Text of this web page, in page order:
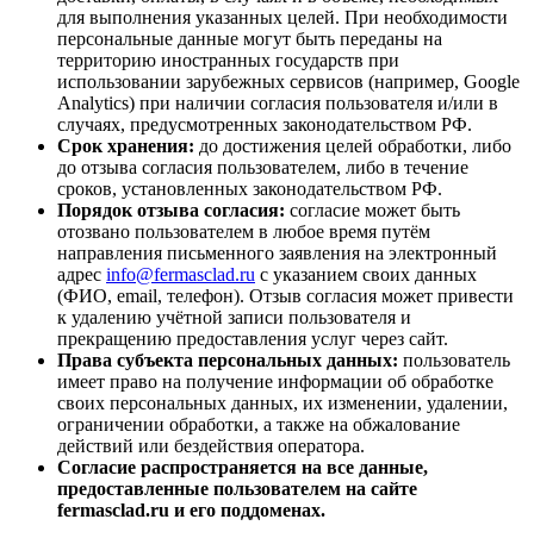
для выполнения указанных целей. При необходимости
персональные данные могут быть переданы на
территорию иностранных государств при
использовании зарубежных сервисов (например, Google
Analytics) при наличии согласия пользователя и/или в
случаях, предусмотренных законодательством РФ.
Срок хранения: до достижения целей обработки, либо
до отзыва согласия пользователем, либо в течение
сроков, установленных законодательством РФ.
Порядок отзыва согласия: согласие может быть
отозвано пользователем в любое время путём
направления письменного заявления на электронный
адрес info@fermasclad.ru с указанием своих данных
(ФИО, email, телефон). Отзыв согласия может привести
к удалению учётной записи пользователя и
прекращению предоставления услуг через сайт.
Права субъекта персональных данных: пользователь
имеет право на получение информации об обработке
своих персональных данных, их изменении, удалении,
ограничении обработки, а также на обжалование
действий или бездействия оператора.
Согласие распространяется на все данные,
предоставленные пользователем на сайте
fermasclad.ru и его поддоменах.